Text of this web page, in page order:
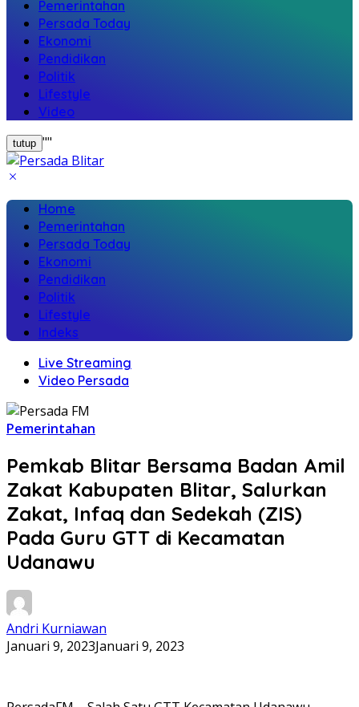
Pemerintahan
Persada Today
Ekonomi
Pendidikan
Politik
Lifestyle
Video
tutup ""
Home
Pemerintahan
Persada Today
Ekonomi
Pendidikan
Politik
Lifestyle
Indeks
Live Streaming
Video Persada
Pemerintahan
Pemkab Blitar Bersama Badan Amil
Zakat Kabupaten Blitar, Salurkan
Zakat, Infaq dan Sedekah (ZIS)
Pada Guru GTT di Kecamatan
Udanawu
Andri Kurniawan
Januari 9, 2023Januari 9, 2023